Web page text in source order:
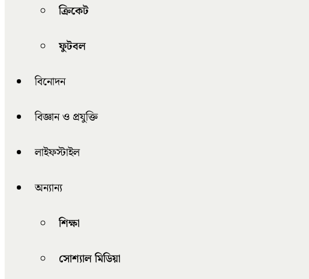
ক্রিকেট
ফুটবল
বিনোদন
বিজ্ঞান ও প্রযুক্তি
লাইফস্টাইল
অন্যান্য
শিক্ষা
সোশ্যাল মিডিয়া